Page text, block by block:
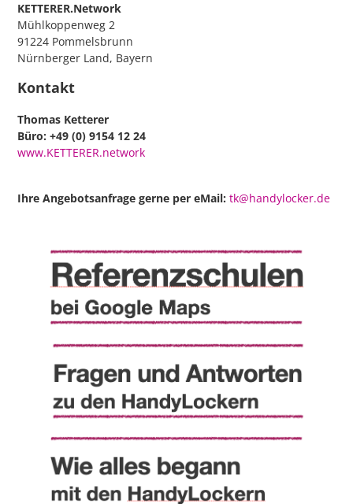
KETTERER.Network
Mühlkoppenweg 2
91224 Pommelsbrunn
Nürnberger Land, Bayern
Kontakt
Thomas Ketterer
Büro: +49 (0) 9154 12 24
www.KETTERER.network
Ihre Angebotsanfrage gerne per eMail:tk@handylocker.de